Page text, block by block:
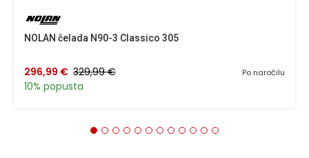
NOLAN čelada N90-3 Classico 305
Po naročilu
296,99 € 329,99 €
10% popusta